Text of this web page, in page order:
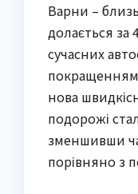
Варни –
долається за
сучасних
покращенням
нова
подорожі
зменшивши
порівняно з